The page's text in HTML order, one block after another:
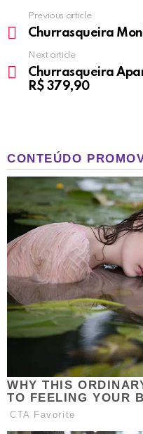
more
Previous article
Churrasqueira
Next article
Churrasqueira
R$ 379,90